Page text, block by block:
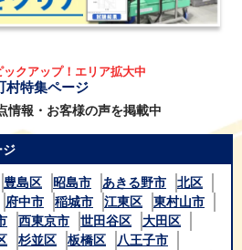
クアップ！エリア拡大中
村特集ページ
情報・お客様の声を掲載中
ジ
豊島区 昭島市 あきる野市
北区
府中市 稲城市 江東区
東村山市
西東京市 世田谷区
大田区
杉並区 板橋区
八王子市